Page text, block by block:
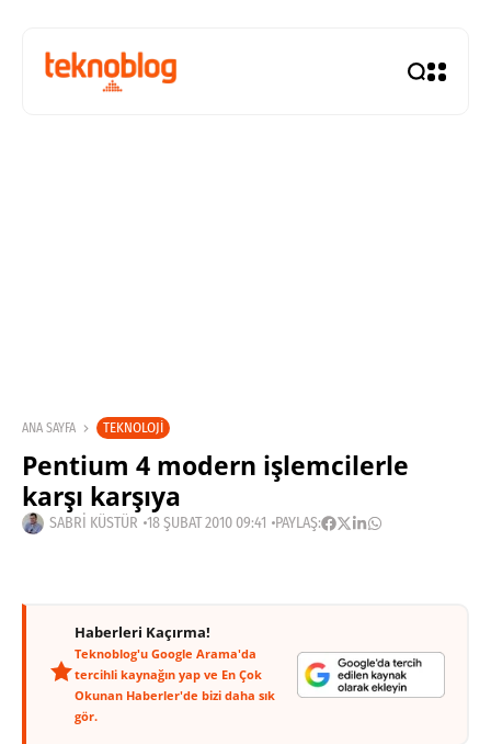
ANA SAYFA TEKNOLOJI
Pentium 4 modern işlemcilerle
karşı karşıya
SABRI KÜSTÜR 18 ŞUBAT 2010 09:41 PAYLAŞ:
Haberleri Kaçırma!
Teknoblog'u Google Arama'da
tercihli kaynağın yap ve En Çok
Okunan Haberler'de bizi daha sık
gör.